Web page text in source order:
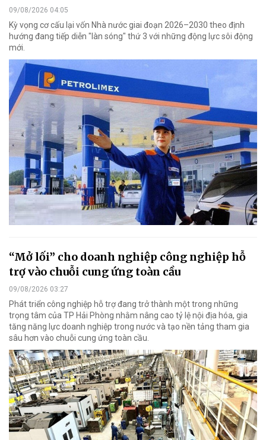
09/08/2026 04:05
Kỳ vọng cơ cấu lại vốn Nhà nước giai đoạn 2026–2030 theo định
hướng đang tiếp diễn "làn sóng" thứ 3 với những động lực sôi động
mới.
“Mở lối” cho doanh nghiệp công nghiệp hỗ
trợ vào chuỗi cung ứng toàn cầu
09/08/2026 03:27
Phát triển công nghiệp hỗ trợ đang trở thành một trong những
trọng tâm của TP Hải Phòng nhằm nâng cao tỷ lệ nội địa hóa, gia
tăng năng lực doanh nghiệp trong nước và tạo nền tảng tham gia
sâu hơn vào chuỗi cung ứng toàn cầu.